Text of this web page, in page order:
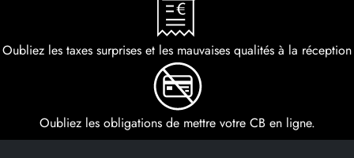
Oubliez les taxes surprises et les mauvaises qualités à la réception
Oubliez les obligations de mettre votre CB en ligne.